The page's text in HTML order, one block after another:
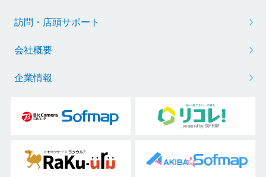
訪問・店頭サポート
会社概要
企業情報